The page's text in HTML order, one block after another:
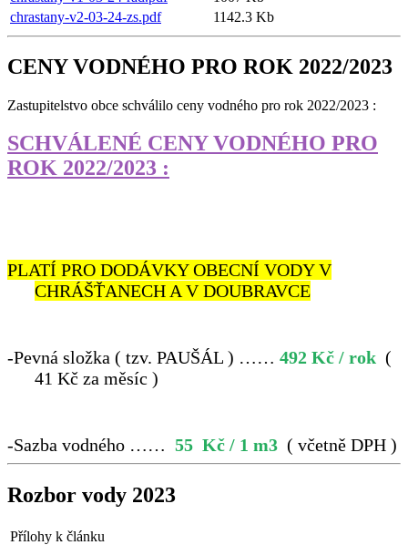
chrastany-v2-03-24-zs.pdf
1142.3 Kb
CENY VODNÉHO PRO ROK 2022/2023
Zastupitelstvo obce schválilo ceny vodného pro rok 2022/2023 :
SCHVÁLENÉ CENY VODNÉHO PRO
ROK 2022/2023 :
PLATÍ PRO DODÁVKY OBECNÍ VODY V
CHRÁŠŤANECH A V DOUBRAVCE
-Pevná složka ( tzv. PAUŠÁL ) …… 492 Kč / rok (
41 Kč za měsíc )
-Sazba vodného …… 55 Kč / 1 m3 ( včetně DPH )
Rozbor vody 2023
Přílohy k článku